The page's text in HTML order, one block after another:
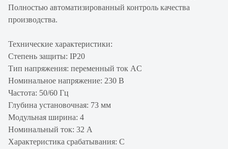
Полностью автоматизированный контроль качества
производства.
Технические характеристики:
Степень защиты: IP20
Тип напряжения: переменный ток AC
Номинальное напряжение: 230 В
Частота: 50/60 Гц
Глубина установочная: 73 мм
Модульная ширина: 4
Номинальный ток: 32 А
Характеристика срабатывания: C